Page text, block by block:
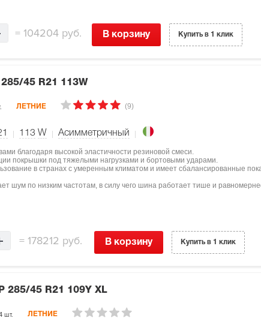
= 104204 руб. В корзину Купить в 1 клик
285/45 R21 113W
ЛЕТНИЕ (9)
113 W Асимметричный
благодаря высокой эластичности резиновой смеси.
покрышки под тяжелыми нагрузками и бортовыми ударами.
в странах с умеренным климатом и имеет сбалансированные
шум по низким частотам, в силу чего шина работает тише и
= 178212 руб. В корзину Купить в 1 клик
285/45 R21 109Y XL
шт. ЛЕТНИЕ